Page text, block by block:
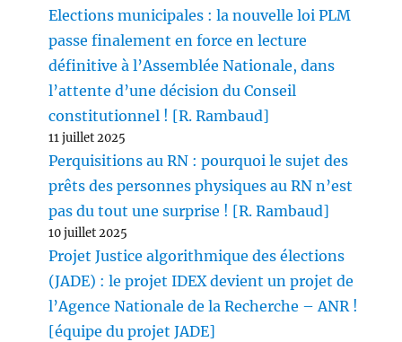
Elections municipales : la nouvelle loi PLM
passe finalement en force en lecture
définitive à l’Assemblée Nationale, dans
l’attente d’une décision du Conseil
constitutionnel ! [R. Rambaud]
11 juillet 2025
Perquisitions au RN : pourquoi le sujet des
prêts des personnes physiques au RN n’est
pas du tout une surprise ! [R. Rambaud]
10 juillet 2025
Projet Justice algorithmique des élections
(JADE) : le projet IDEX devient un projet de
l’Agence Nationale de la Recherche – ANR !
[équipe du projet JADE]